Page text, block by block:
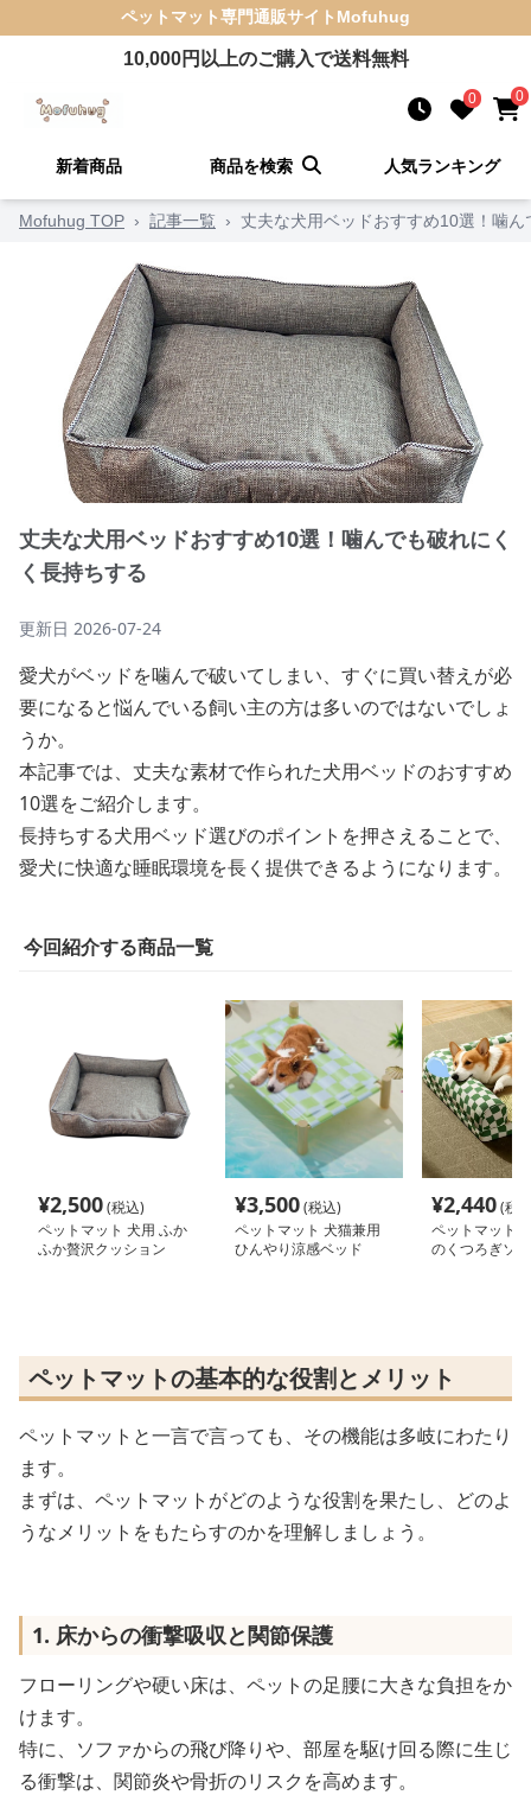
ペットマット専門通販サイト Mofuhug
10,000円以上のご購入で送料無料
0 0
新着商品 商品を検索 人気ランキング
Mofuhug TOP › 記事一覧 › 丈夫な犬用ベッドおすすめ10選！噛
丈夫な犬用ベッドおすすめ10選！噛んでも破れにく
く長持ちする
更新日 2026-07-24
愛犬がベッドを噛んで破いてしまい、すぐに買い替えが必
要になると悩んでいる飼い主の方は多いのではないでしょ
うか。
本記事では、丈夫な素材で作られた犬用ベッドのおすすめ
10選をご紹介します。
長持ちする犬用ベッド選びのポイントを押さえることで、
愛犬に快適な睡眠環境を長く提供できるようになります。
今回紹介する商品一覧
¥2,500(税込)
ペットマット 犬用 ふか
ふか贅沢クッション
¥3,500(税込)
ペットマット 犬猫兼用
ひんやり涼感ベッド
¥2,440(税
ペットマット
のくつろぎソ
ペットマットの基本的な役割とメリット
ペットマットと一言で言っても、その機能は多岐にわたり
ます。
まずは、ペットマットがどのような役割を果たし、どのよ
うなメリットをもたらすのかを理解しましょう。
1. 床からの衝撃吸収と関節保護
フローリングや硬い床は、ペットの足腰に大きな負担をか
けます。
特に、ソファからの飛び降りや、部屋を駆け回る際に生じ
る衝撃は、関節炎や骨折のリスクを高めます。